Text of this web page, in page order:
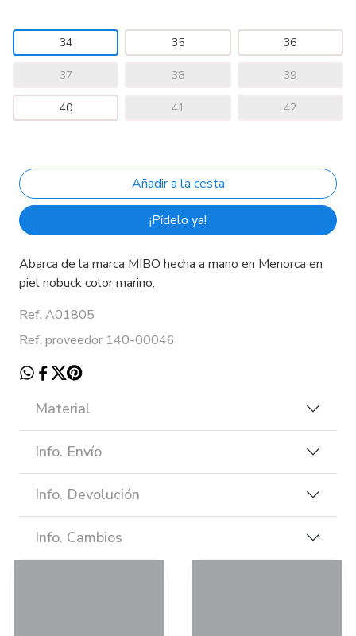
34 35 36
37 38 39
40 41 42
¡Pídelo ya!
Abarca de la marca MIBO hecha a mano en Menorca en
piel nobuck color marino.
Ref. A01805
Ref. proveedor 140-00046
Material
Info. Envío
Info. Devolución
Info. Cambios